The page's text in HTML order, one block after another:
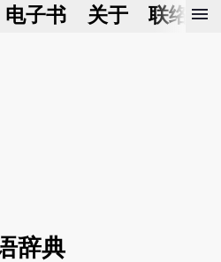
电子书 关于 联络我
menu
辞典